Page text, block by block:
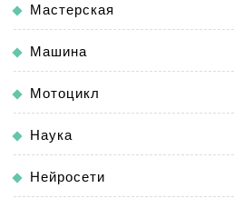
Мастерская
Машина
Мотоцикл
Наука
Нейросети